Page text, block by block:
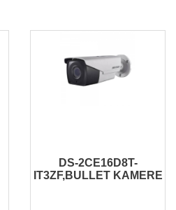
DS-2CE16D8T-
IT3ZF,BULLET KAMERE